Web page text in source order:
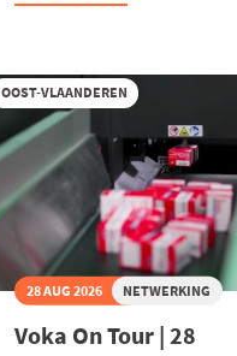
iO
OOST-VLAANDEREN
28 AUG 2026 NETWERKING
Voka On Tour | 28